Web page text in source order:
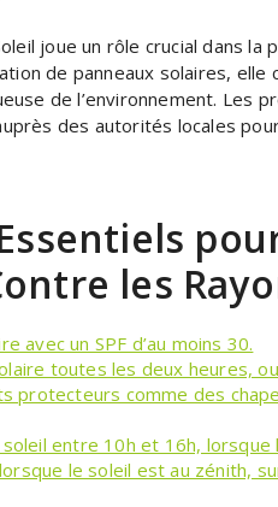
joue un rôle crucial dans
de panneaux solaires,
de l’environnement. Les
des autorités locales
les
avec un SPF d’au moins 30.
toutes les deux heures,
protecteurs comme des
soleil entre 10h et 16h,
le soleil est au zénith,